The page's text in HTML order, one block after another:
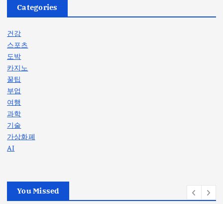
Categories
건강
스포츠
도박
카지노
꿀팁
부업
여행
과학
기술
가상화폐
AI
You Missed